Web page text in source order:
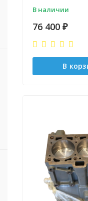
В наличии
76 400 ₽
В